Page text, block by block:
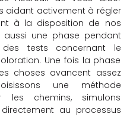
aidant activement à régler
à la disposition de nos
aussi une phase pendant
des tests concernant le
Une fois la phase
choses avancent assez
une méthode
les chemins, simulons
au processus